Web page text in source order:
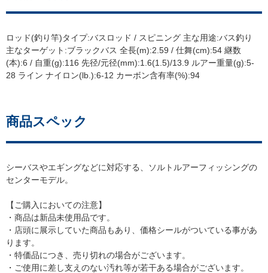
ロッド(釣り竿)タイプ:バスロッド / スピニング 主な用途:バス釣り
主なターゲット:ブラックバス 全長(m):2.59 / 仕舞(cm):54 継数
(本):6 / 自重(g):116 先径/元径(mm):1.6(1.5)/13.9 ルアー重量(g):5-
28 ライン ナイロン(lb.):6-12 カーボン含有率(%):94
商品スペック
シーバスやエギングなどに対応する、ソルトルアーフィッシングの
センターモデル。
【ご購入においての注意】
・商品は新品未使用品です。
・店頭に展示していた商品もあり、価格シールがついている事があ
ります。
・特価品につき、売り切れの場合がございます。
・ご使用に差し支えのない汚れ等が若干ある場合がございます。